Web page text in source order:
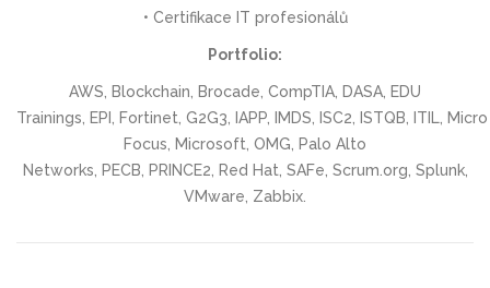
• Certifikace IT profesionálů
Portfolio:
AWS, Blockchain, Brocade, CompTIA, DASA, EDU
Trainings, EPI, Fortinet, G2G3, IAPP, IMDS, ISC2, ISTQB, ITIL, Micro
Focus, Microsoft, OMG, Palo Alto
Networks, PECB, PRINCE2, Red Hat, SAFe, Scrum.org, Splunk,
VMware, Zabbix.